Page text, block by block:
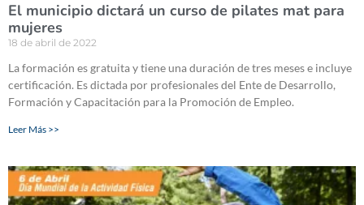
El municipio dictará un curso de pilates mat para
mujeres
18 de abril de 2022
La formación es gratuita y tiene una duración de tres meses e incluye
certificación. Es dictada por profesionales del Ente de Desarrollo,
Formación y Capacitación para la Promoción de Empleo.
Leer Más >>